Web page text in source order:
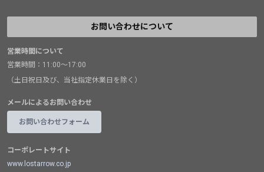
お問い合わせについて
営業時間について
営業時間：11:00～17:00
（土日祝日及び、当社指定休業日を除く）
メールによるお問い合わせ
お問い合わせフォーム
コーポレートサイト
www.lostarrow.co.jp